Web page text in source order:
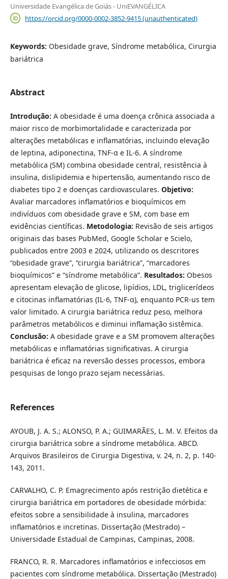
Universidade Evangélica de Goiás - UniEVANGÉLICA
https://orcid.org/0000-0002-3852-9415 (unauthenticated)
Keywords: Obesidade grave, Síndrome metabólica, Cirurgia
bariátrica
Abstract
Introdução: A obesidade é uma doença crônica associada a
maior risco de morbimortalidade e caracterizada por
alterações metabólicas e inflamatórias, incluindo elevação
de leptina, adiponectina, TNF-α e IL-6. A síndrome
metabólica (SM) combina obesidade central, resistência à
insulina, dislipidemia e hipertensão, aumentando risco de
diabetes tipo 2 e doenças cardiovasculares. Objetivo:
Avaliar marcadores inflamatórios e bioquímicos em
indivíduos com obesidade grave e SM, com base em
evidências científicas. Metodologia: Revisão de seis artigos
originais das bases PubMed, Google Scholar e Scielo,
publicados entre 2003 e 2024, utilizando os descritores
“obesidade grave”, “cirurgia bariátrica”, “marcadores
bioquímicos” e “síndrome metabólica”. Resultados: Obesos
apresentam elevação de glicose, lipídios, LDL, triglicerídeos
e citocinas inflamatórias (IL-6, TNF-α), enquanto PCR-us tem
valor limitado. A cirurgia bariátrica reduz peso, melhora
parâmetros metabólicos e diminui inflamação sistêmica.
Conclusão: A obesidade grave e a SM promovem alterações
metabólicas e inflamatórias significativas. A cirurgia
bariátrica é eficaz na reversão desses processos, embora
pesquisas de longo prazo sejam necessárias.
References
AYOUB, J. A. S.; ALONSO, P. A.; GUIMARÃES, L. M. V. Efeitos da
cirurgia bariátrica sobre a síndrome metabólica. ABCD.
Arquivos Brasileiros de Cirurgia Digestiva, v. 24, n. 2, p. 140-
143, 2011.
CARVALHO, C. P. Emagrecimento após restrição dietética e
cirurgia bariátrica em portadores de obesidade mórbida:
efeitos sobre a sensibilidade à insulina, marcadores
inflamatórios e incretinas. Dissertação (Mestrado) –
Universidade Estadual de Campinas, Campinas, 2008.
FRANCO, R. R. Marcadores inflamatórios e infecciosos em
pacientes com síndrome metabólica. Dissertação (Mestrado)